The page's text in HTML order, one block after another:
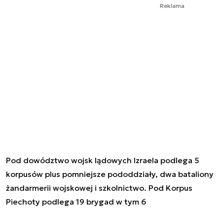
Reklama
Pod dowództwo wojsk lądowych Izraela podlega 5
korpusów plus pomniejsze pododdziały, dwa bataliony
żandarmerii wojskowej i szkolnictwo. Pod Korpus
Piechoty podlega 19 brygad w tym 6